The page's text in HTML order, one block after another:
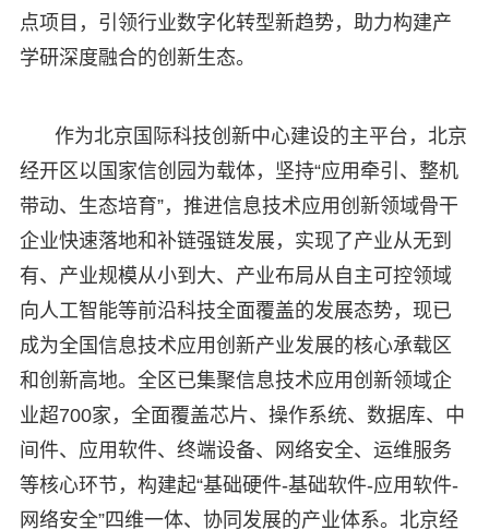
点项目，引领行业数字化转型新趋势，助力构建产
学研深度融合的创新生态。
作为北京国际科技创新中心建设的主平台，北京
经开区以国家信创园为载体，坚持“应用牵引、整机
带动、生态培育”，推进信息技术应用创新领域骨干
企业快速落地和补链强链发展，实现了产业从无到
有、产业规模从小到大、产业布局从自主可控领域
向人工智能等前沿科技全面覆盖的发展态势，现已
成为全国信息技术应用创新产业发展的核心承载区
和创新高地。全区已集聚信息技术应用创新领域企
业超700家，全面覆盖芯片、操作系统、数据库、中
间件、应用软件、终端设备、网络安全、运维服务
等核心环节，构建起“基础硬件-基础软件-应用软件-
网络安全”四维一体、协同发展的产业体系。北京经